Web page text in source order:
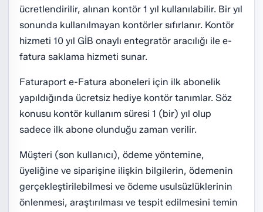
ücretlendirilir, alınan kontör 1 yıl kullanılabilir. Bir yıl
sonunda kullanılmayan kontörler sıfırlanır. Kontör
hizmeti 10 yıl GİB onaylı entegratör aracılığı ile e-
fatura saklama hizmeti sunar.
Faturaport e-Fatura aboneleri için ilk abonelik
yapıldığında ücretsiz hediye kontör tanımlar. Söz
konusu kontör kullanım süresi 1 (bir) yıl olup
sadece ilk abone olunduğu zaman verilir.
Müşteri (son kullanıcı), ödeme yöntemine,
üyeliğine ve siparişine ilişkin bilgilerin, ödemenin
gerçekleştirilebilmesi ve ödeme usulsüzlüklerinin
önlenmesi, araştırılması ve tespit edilmesini temin